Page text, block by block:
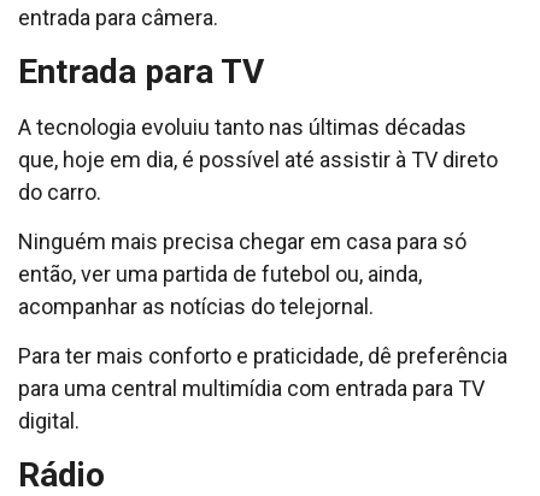
entrada para câmera.
Entrada para TV
A tecnologia evoluiu tanto nas últimas décadas
que, hoje em dia, é possível até assistir à TV direto
do carro.
Ninguém mais precisa chegar em casa para só
então, ver uma partida de futebol ou, ainda,
acompanhar as notícias do telejornal.
Para ter mais conforto e praticidade, dê preferência
para uma central multimídia com entrada para TV
digital.
Rádio